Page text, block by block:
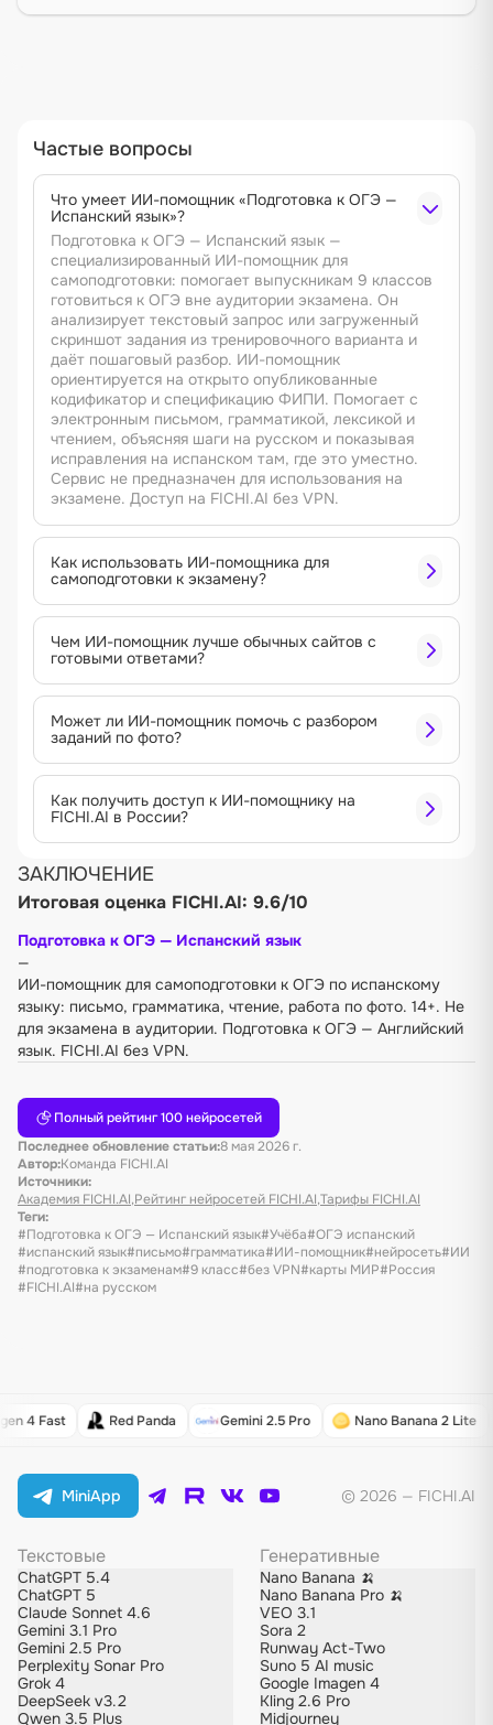
Частые вопросы
Что умеет ИИ-помощник «Подготовка к ОГЭ —
Испанский язык»?
Подготовка к ОГЭ — Испанский язык —
специализированный ИИ-помощник для
самоподготовки: помогает выпускникам 9 классов
готовиться к ОГЭ вне аудитории экзамена. Он
анализирует текстовый запрос или загруженный
скриншот задания из тренировочного варианта и
даёт пошаговый разбор. ИИ-помощник
ориентируется на открыто опубликованные
кодификатор и спецификацию ФИПИ. Помогает с
электронным письмом, грамматикой, лексикой и
чтением, объясняя шаги на русском и показывая
исправления на испанском там, где это уместно.
Сервис не предназначен для использования на
экзамене. Доступ на FICHI.AI без VPN.
Как использовать ИИ-помощника для
самоподготовки к экзамену?
Чем ИИ-помощник лучше обычных сайтов с
готовыми ответами?
Может ли ИИ-помощник помочь с разбором
заданий по фото?
Как получить доступ к ИИ-помощнику на
FICHI.AI в России?
ЗАКЛЮЧЕНИЕ
Итоговая оценка FICHI.AI: 9.6/10
Подготовка к ОГЭ — Испанский язык
—
ИИ-помощник для самоподготовки к ОГЭ по испанскому
языку: письмо, грамматика, чтение, работа по фото. 14+. Не
для экзамена в аудитории. Подготовка к ОГЭ — Английский
язык. FICHI.AI без VPN.
Полный рейтинг 100 нейросетей
Последнее обновление статьи:8 мая 2026 г.
Автор:Команда FICHI.AI
Источники:
Академия FICHI.AI,Рейтинг нейросетей FICHI.AI,Тарифы FICHI.AI
Теги:
#Подготовка к ОГЭ — Испанский язык#Учёба#ОГЭ испанский
#испанский язык#письмо#грамматика#ИИ-помощник#нейросеть#ИИ
#подготовка к экзаменам#9 класс#без VPN#карты МИР#Россия
#FICHI.AI#на русском
4 Fast Red Panda Gemini 2.5 Pro Nano Banana 2 Lite
MiniApp © 2026 — FICHI.AI
Текстовые
ChatGPT 5.4
ChatGPT 5
Claude Sonnet 4.6
Gemini 3.1 Pro
Gemini 2.5 Pro
Perplexity Sonar Pro
Grok 4
DeepSeek v3.2
Qwen 3.5 Plus
Генеративные
Nano Banana 🍌
Nano Banana Pro 🍌
VEO 3.1
Sora 2
Runway Act-Two
Suno 5 AI music
Google Imagen 4
Kling 2.6 Pro
Midjourney